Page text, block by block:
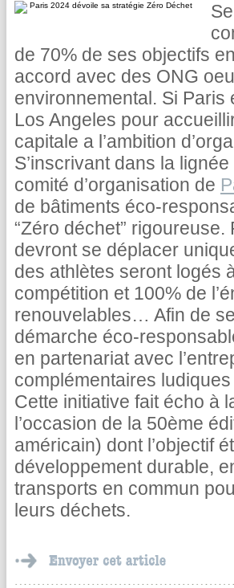
de 70% de ses objectifs
accord avec des ONG
environnemental. Si
Los Angeles pour
capitale a l’ambition
S’inscrivant dans la
comité d’organisation de
de bâtiments éco-
“Zéro déchet”
devront se déplacer
des athlètes seront logés
compétition et 100% de
renouvelables… Afin de
démarche éco-
en partenariat avec
complémentaires
Cette initiative fait écho à
l’occasion de la 50ème
américain) dont l’objectif
développement durable,
transports en commun
leurs déchets.